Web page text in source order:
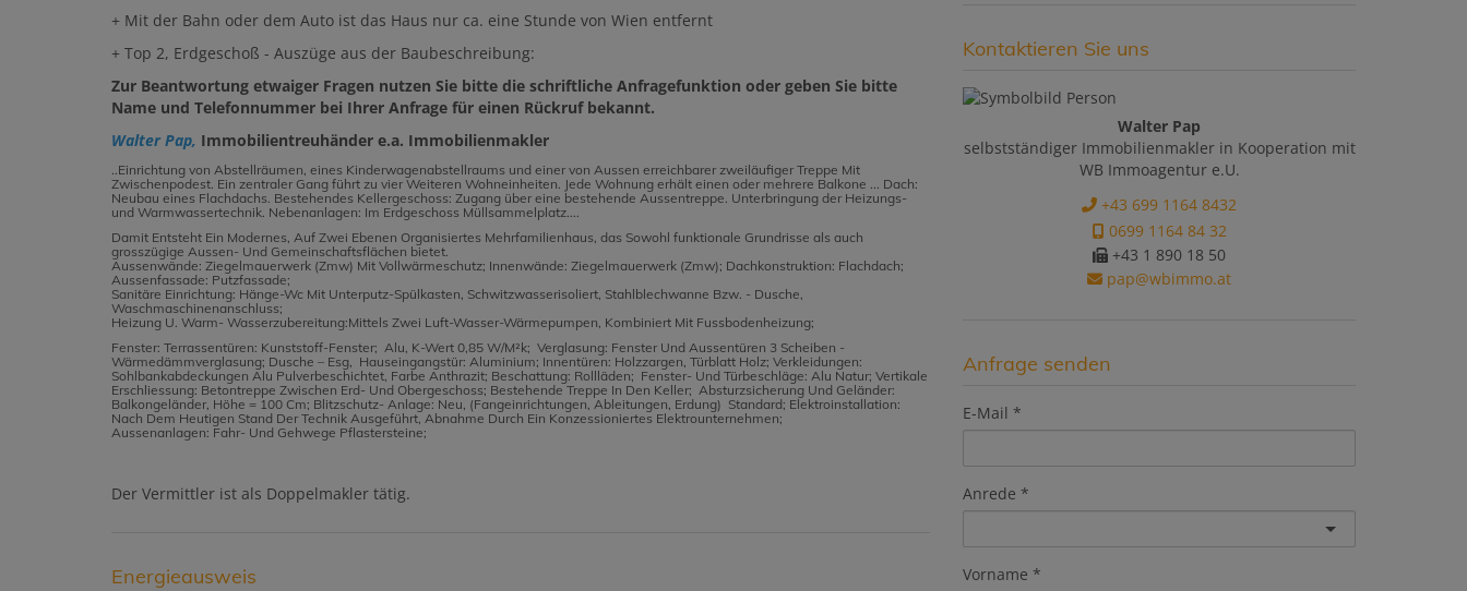
+ Mit der Bahn oder dem Auto ist das Haus nur ca. eine Stunde von Wien entfernt
+ Top 2, Erdgeschoß - Auszüge aus der Baubeschreibung:
Zur Beantwortung etwaiger Fragen nutzen Sie bitte die schriftliche Anfragefunktion oder geben Sie bitte
Name und Telefonnummer bei Ihrer Anfrage für einen Rückruf bekannt.
Walter Pap, Immobilientreuhänder e.a. Immobilienmakler
..Einrichtung von Abstellräumen, eines Kinderwagenabstellraums und einer von Aussen erreichbarer zweiläufiger Treppe Mit
Zwischenpodest. Ein zentraler Gang führt zu vier Weiteren Wohneinheiten. Jede Wohnung erhält einen oder mehrere Balkone ... Dach:
Neubau eines Flachdachs. Bestehendes Kellergeschoss: Zugang über eine bestehende Aussentreppe. Unterbringung der Heizungs-
und Warmwassertechnik. Nebenanlagen: Im Erdgeschoss Müllsammelplatz....
Damit Entsteht Ein Modernes, Auf Zwei Ebenen Organisiertes Mehrfamilienhaus, das Sowohl funktionale Grundrisse als auch
grosszügige Aussen- Und Gemeinschaftsflächen bietet.
Aussenwände: Ziegelmauerwerk (Zmw) Mit Vollwärmeschutz; Innenwände: Ziegelmauerwerk (Zmw); Dachkonstruktion: Flachdach;
Aussenfassade: Putzfassade;
Sanitäre Einrichtung: Hänge-Wc Mit Unterputz-Spülkasten, Schwitzwasserisoliert, Stahlblechwanne Bzw. - Dusche,
Waschmaschinenanschluss;
Heizung U. Warm- Wasserzubereitung:Mittels Zwei Luft-Wasser-Wärmepumpen, Kombiniert Mit Fussbodenheizung;
Fenster: Terrassentüren: Kunststoff-Fenster; Alu, K-Wert 0,85 W/M²k; Verglasung: Fenster Und Aussentüren 3 Scheiben -
Wärmedämmverglasung; Dusche – Esg, Hauseingangstür: Aluminium; Innentüren: Holzzargen, Türblatt Holz; Verkleidungen:
Sohlbankabdeckungen Alu Pulverbeschichtet, Farbe Anthrazit; Beschattung: Rollläden; Fenster- Und Türbeschläge: Alu Natur; Vertikale
Erschliessung: Betontreppe Zwischen Erd- Und Obergeschoss; Bestehende Treppe In Den Keller; Absturzsicherung Und Geländer:
Balkongeländer, Höhe = 100 Cm; Blitzschutz- Anlage: Neu, (Fangeinrichtungen, Ableitungen, Erdung) Standard; Elektroinstallation:
Nach Dem Heutigen Stand Der Technik Ausgeführt, Abnahme Durch Ein Konzessioniertes Elektrounternehmen;
Aussenanlagen: Fahr- Und Gehwege Pflastersteine;
Der Vermittler ist als Doppelmakler tätig.
Energieausweis
Kontaktieren Sie uns
Walter Pap
selbstständiger Immobilienmakler in Kooperation mit
WB Immoagentur e.U.
+43 699 1164 8432
0699 1164 84 32
+43 1 890 18 50
pap@wbimmo.at
Anfrage senden
E-Mail
Anrede
Vorname